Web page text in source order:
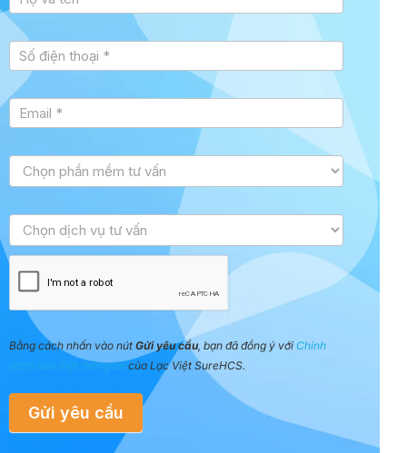
Bằng cách nhấn vào nút Gửi yêu cầu, bạn đã đồng ý với Chính
sách bảo mật thông tincủa Lạc Việt SureHCS.
Gửi yêu cầu